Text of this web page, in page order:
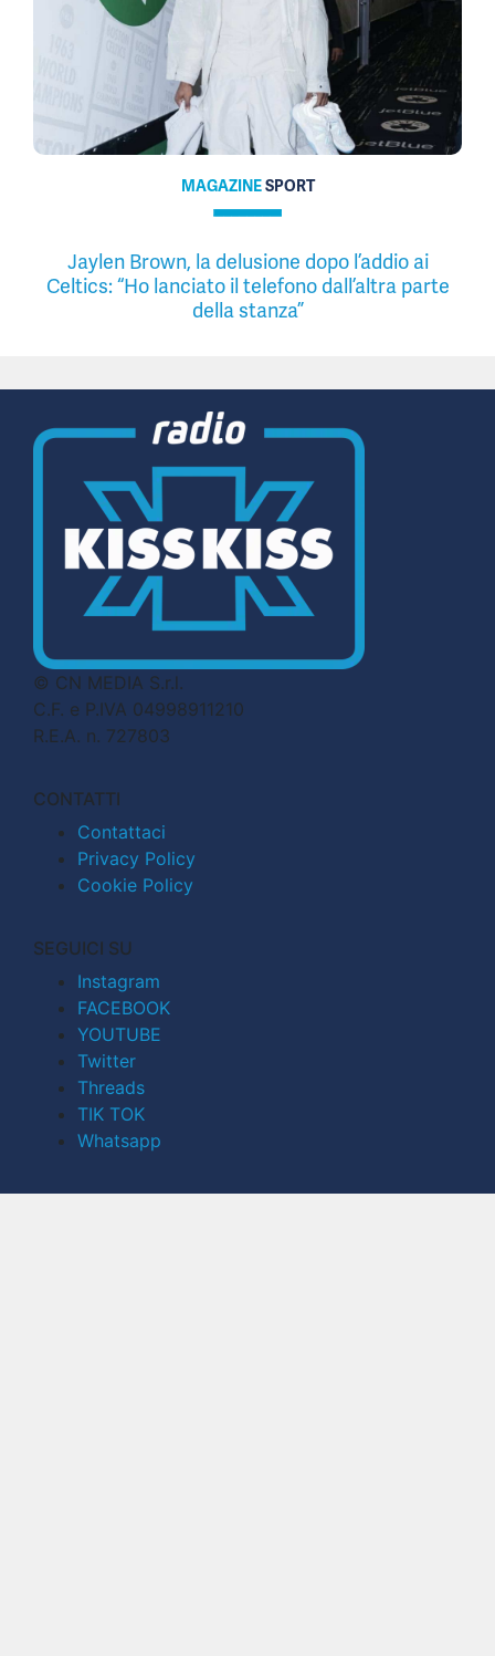
MAGAZINESPORT
Jaylen Brown, la delusione dopo l’addio ai
Celtics: “Ho lanciato il telefono dall’altra parte
della stanza”
© CN MEDIA S.r.l.
C.F. e P.IVA 04998911210
R.E.A. n. 727803
CONTATTI
Contattaci
Privacy Policy
Cookie Policy
SEGUICI SU
Instagram
FACEBOOK
YOUTUBE
Twitter
Threads
TIK TOK
Whatsapp